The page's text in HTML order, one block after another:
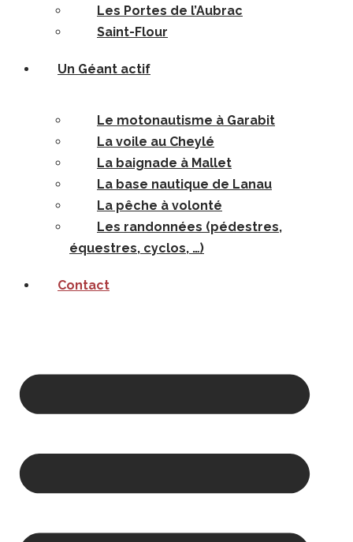
Les Portes de l’Aubrac
Saint-Flour
Un Géant actif
Le motonautisme à Garabit
La voile au Cheylé
La baignade à Mallet
La base nautique de Lanau
La pêche à volonté
Les randonnées (pédestres,
équestres, cyclos, …)
Contact